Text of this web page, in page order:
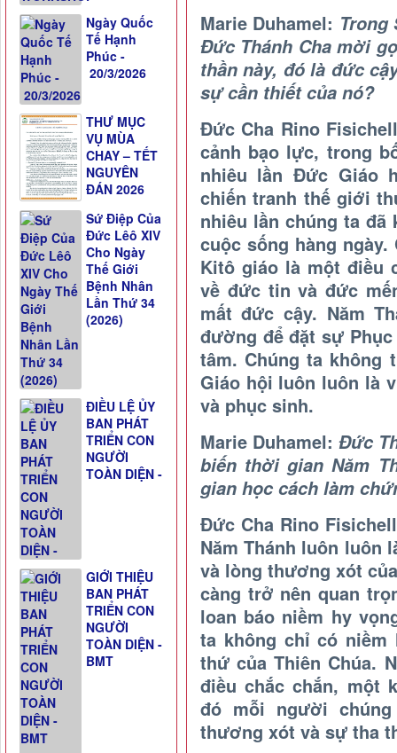
Marie Duhamel: Trong
Đức Thánh Cha mời
thần này, đó là đức
sự cần thiết của nó?
Đức Cha Rino
cảnh bạo lực, trong
nhiêu lần Đức Giáo
chiến tranh thế giới
nhiêu lần chúng ta
cuộc sống hàng
Kitô giáo là một điều
về đức tin và đức
mất đức cậy. Năm
đường để đặt sự
tâm. Chúng ta không
Giáo hội luôn luôn là
và phục sinh.
Marie Duhamel:Đức
biến thời gian Năm
gian học cách làm
Đức Cha Rino
Năm Thánh luôn luôn
và lòng thương xót
càng trở nên quan
loan báo niềm hy
ta không chỉ có
thứ của Thiên Chúa.
điều chắc chắn, một
đó mỗi người
thương xót và sự tha
Ngày Quốc
Tế Hạnh
Phúc -
20/3/2026
THƯ MỤC
VỤ MÙA
CHAY – TẾT
NGUYÊN
ĐÁN 2026
Sứ Điệp Của
Đức Lêô XIV
Cho Ngày
Thế Giới
Bệnh Nhân
Lần Thứ 34
(2026)
ĐIỀU LỆ ỦY
BAN PHÁT
TRIỂN CON
NGƯỜI
TOÀN DIỆN -
GIỚI THIỆU
BAN PHÁT
TRIỂN CON
NGƯỜI
TOÀN DIỆN -
BMT